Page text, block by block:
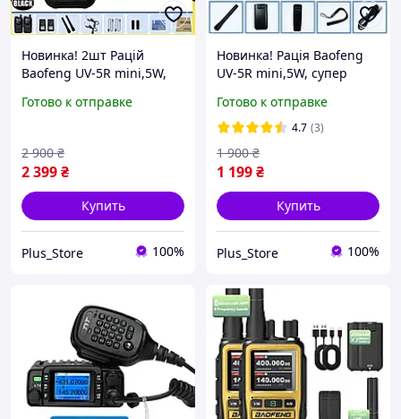
Новинка! 2шт Рацій
Baofeng UV-5R mini,5W,
потужна рація, 999
Готово к отправке
2 399₴
2 900 ₴
Купить
Plus_Store 100%
Новинка! Рація Baofeng
UV-5R mini,5W, супер
рація, 999
каналів,Bluetooth, Type-C,
GRAY
Готово к отправке
4.7 (3)
1 199₴
1 900 ₴
Купить
Plus_Store 100%